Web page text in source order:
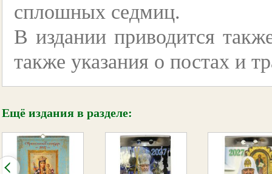
сплошных седмиц.
В издании приводится
также указания о постах и
Ещё издания в разделе: